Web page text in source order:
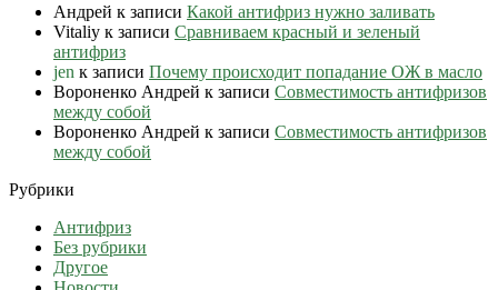
Андрей к записи Какой антифриз нужно заливать
Vitaliy к записи Сравниваем красный и зеленый
антифриз
jen к записи Почему происходит попадание ОЖ в масло
Вороненко Андрей к записи Совместимость антифризов
между собой
Вороненко Андрей к записи Совместимость антифризов
между собой
Рубрики
Антифриз
Без рубрики
Другое